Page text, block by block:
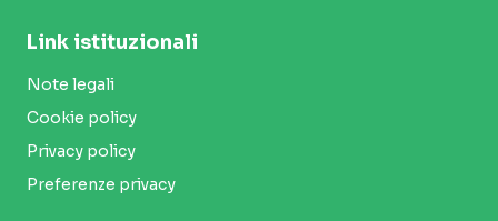
Link istituzionali
Note legali
Cookie policy
Privacy policy
Preferenze privacy